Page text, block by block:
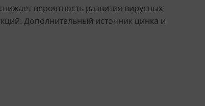
вероятность развития вирусных
Дополнительный источник цинка и